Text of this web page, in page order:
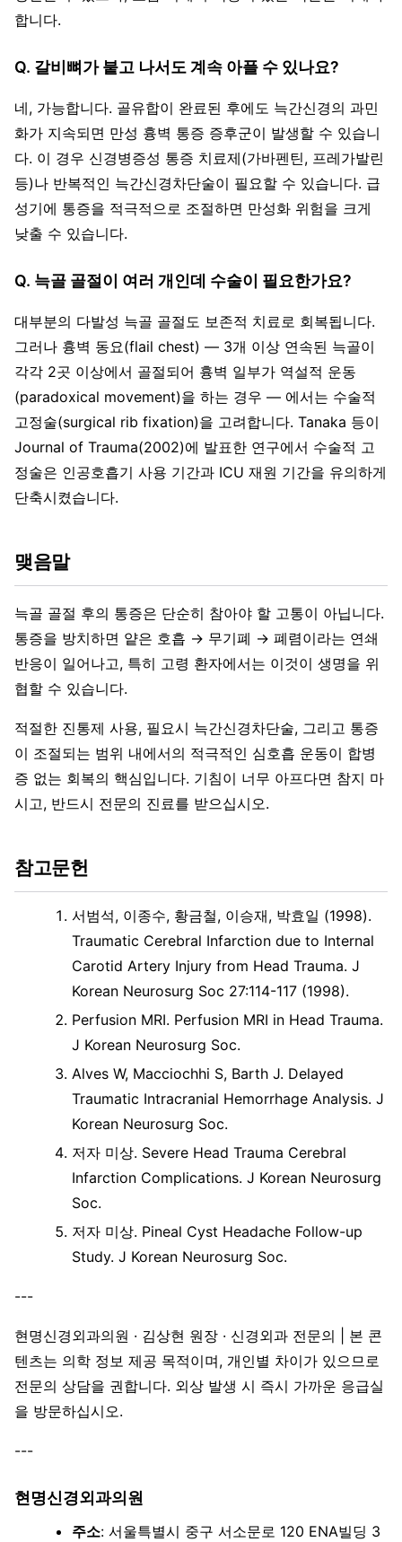
합니다.
Q. 갈비뼈가 붙고 나서도 계속 아플 수 있나요?
네, 가능합니다. 골유합이 완료된 후에도 늑간신경의 과민
화가 지속되면 만성 흉벽 통증 증후군이 발생할 수 있습니
다. 이 경우 신경병증성 통증 치료제(가바펜틴, 프레가발린
등)나 반복적인 늑간신경차단술이 필요할 수 있습니다. 급
성기에 통증을 적극적으로 조절하면 만성화 위험을 크게
낮출 수 있습니다.
Q. 늑골 골절이 여러 개인데 수술이 필요한가요?
대부분의 다발성 늑골 골절도 보존적 치료로 회복됩니다.
그러나 흉벽 동요(flail chest) — 3개 이상 연속된 늑골이
각각 2곳 이상에서 골절되어 흉벽 일부가 역설적 운동
(paradoxical movement)을 하는 경우 — 에서는 수술적
고정술(surgical rib fixation)을 고려합니다. Tanaka 등이
Journal of Trauma(2002)에 발표한 연구에서 수술적 고
정술은 인공호흡기 사용 기간과 ICU 재원 기간을 유의하게
단축시켰습니다.
맺음말
늑골 골절 후의 통증은 단순히 참아야 할 고통이 아닙니다.
통증을 방치하면 얕은 호흡 → 무기폐 → 폐렴이라는 연쇄
반응이 일어나고, 특히 고령 환자에서는 이것이 생명을 위
협할 수 있습니다.
적절한 진통제 사용, 필요시 늑간신경차단술, 그리고 통증
이 조절되는 범위 내에서의 적극적인 심호흡 운동이 합병
증 없는 회복의 핵심입니다. 기침이 너무 아프다면 참지 마
시고, 반드시 전문의 진료를 받으십시오.
참고문헌
서범석, 이종수, 황금철, 이승재, 박효일 (1998).
Traumatic Cerebral Infarction due to Internal
Carotid Artery Injury from Head Trauma. J
Korean Neurosurg Soc 27:114-117 (1998).
Perfusion MRI. Perfusion MRI in Head Trauma.
J Korean Neurosurg Soc.
Alves W, Macciochhi S, Barth J. Delayed
Traumatic Intracranial Hemorrhage Analysis. J
Korean Neurosurg Soc.
저자 미상. Severe Head Trauma Cerebral
Infarction Complications. J Korean Neurosurg
Soc.
저자 미상. Pineal Cyst Headache Follow-up
Study. J Korean Neurosurg Soc.
---
현명신경외과의원 · 김상현 원장 · 신경외과 전문의 | 본 콘
텐츠는 의학 정보 제공 목적이며, 개인별 차이가 있으므로
전문의 상담을 권합니다. 외상 발생 시 즉시 가까운 응급실
을 방문하십시오.
---
현명신경외과의원
주소: 서울특별시 중구 서소문로 120 ENA빌딩 3